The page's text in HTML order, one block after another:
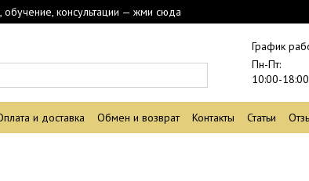
консультации — жми сюда
График
Пн-Пт:
10:00-18:00
и доставка Обмен и возврат Контакты Статьи